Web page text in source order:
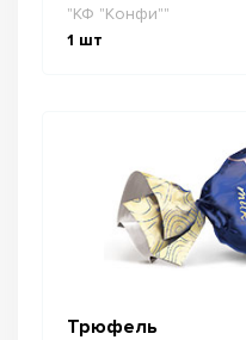
"КФ "Конфи""
1 шт
Трюфель